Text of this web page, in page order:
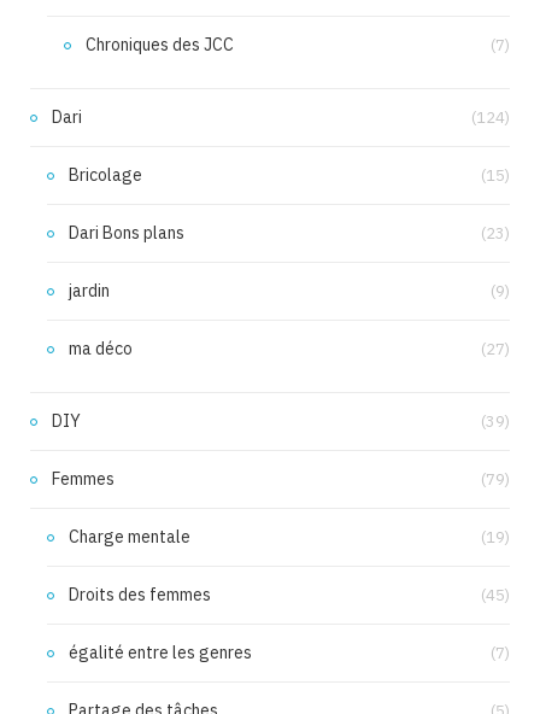
Chroniques des JCC (7)
Dari (124)
Bricolage (15)
Dari Bons plans (23)
jardin (9)
ma déco (27)
DIY (39)
Femmes (79)
Charge mentale (19)
Droits des femmes (45)
égalité entre les genres (7)